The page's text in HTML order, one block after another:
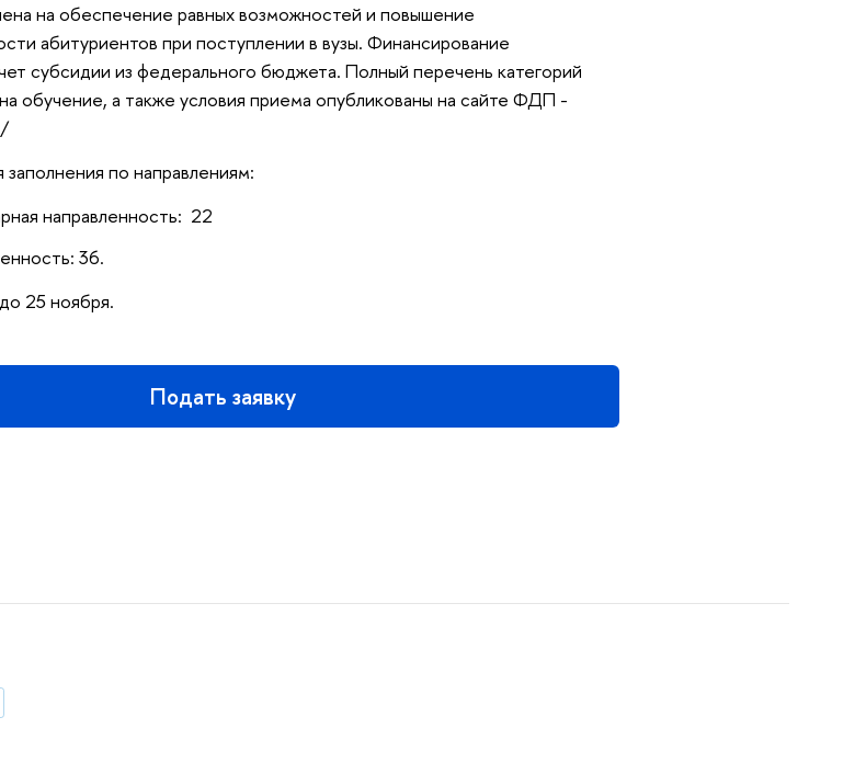
на обеспечение равных возможностей и повышение
абитуриентов при поступлении в вузы. Финансирование
субсидии из федерального бюджета. Полный перечень категорий
обучение, а также условия приема опубликованы на сайте ФДП -
по направлениям:
направленность: 22
36.
25 ноября.
Подать заявку